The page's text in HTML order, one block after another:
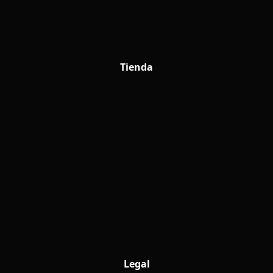
Tienda
Legal